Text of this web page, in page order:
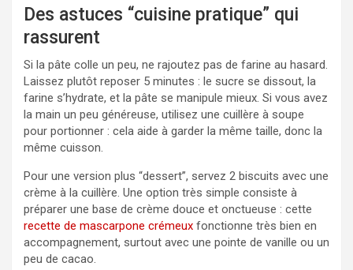
Des astuces “cuisine pratique” qui
rassurent
Si la pâte colle un peu, ne rajoutez pas de farine au hasard.
Laissez plutôt reposer 5 minutes : le sucre se dissout, la
farine s’hydrate, et la pâte se manipule mieux. Si vous avez
la main un peu généreuse, utilisez une cuillère à soupe
pour portionner : cela aide à garder la même taille, donc la
même cuisson.
Pour une version plus “dessert”, servez 2 biscuits avec une
crème à la cuillère. Une option très simple consiste à
préparer une base de crème douce et onctueuse : cette
recette de mascarpone crémeux fonctionne très bien en
accompagnement, surtout avec une pointe de vanille ou un
peu de cacao.